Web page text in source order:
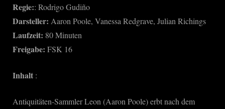
Leigh
Regie:: Rodrigo Gudiño
Darsteller: Aaron Poole, Vanessa Redgrave, Julian Richings
Laufzeit: 80 Minuten
Freigabe: FSK 16
Inhalt :
Antiquitäten-Sammler Leon (Aaron Poole) erbt nach dem